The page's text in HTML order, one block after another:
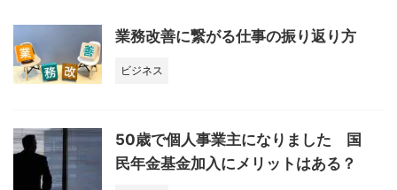
業務改善に繋がる仕事の振り返り方
ビジネス
50歳で個人事業主になりました 国
民年金基金加入にメリットはある？